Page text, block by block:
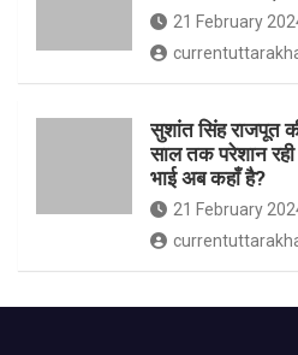
21 February
सुशांत सिंह राजपूत
साल तक परेशान
भाई अब कहाँ है?
21 February